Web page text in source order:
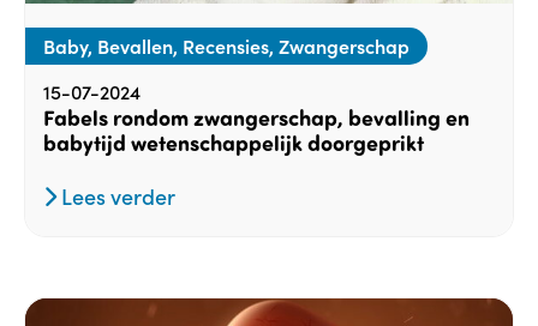
Baby, Bevallen, Recensies, Zwangerschap
15-07-2024
Fabels rondom zwangerschap, bevalling en
babytijd wetenschappelijk doorgeprikt
Lees verder